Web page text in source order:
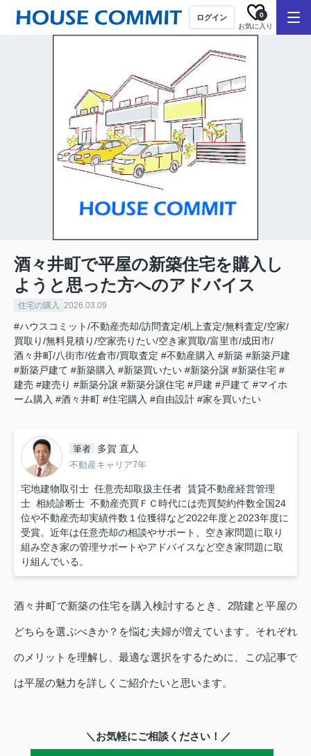
ログイン
お気に入り
0
酒々井町で平屋の新築住宅を購入し
ようと思った方へのアドバイス
住宅の購入 2026.03.09
#ハウスコミット/不動産売却/訪問査定/机上査定/無料査定/空家/
買取り/無料見積り/空家売りたい/空き家買取/富里市/成田市/
酒々井町/八街市/佐倉市/買取査定 #不動産購入 #新築 #新築戸建
#新築戸建て #新築購入 #新築買いたい #新築分譲 #新築住宅 #
建売 #建売り #新築分譲 #新築分譲住宅 #戸建 #戸建て #マイホ
ーム購入 #酒々井町 #住宅購入 #自由設計 #家を買いたい
筆者 多賀 直人
不動産キャリア7年
宅地建物取引士 任意売却取扱主任者 賃貸不動産経営管理
士 相続診断士 不動産売買ＦＣ時代には売買契約件数全国24
位や不動産売却実績件数１位獲得など2022年度と2023年度に
受賞。近年は任意売却の相談やサポート、空き家問題に取り
組み空き家の管理サポートやアドバイスなど空き家問題に取
り組んでいる。
酒々井町で新築の住宅を購入検討するとき、2階建と平屋の
どちらを選ぶべきか？を悩む夫婦が増えています。それぞれ
のメリットを理解し、最適な選択をするために、この記事で
は平屋の魅力を詳しくご紹介たいと思います。
＼お気軽にご相談ください！／